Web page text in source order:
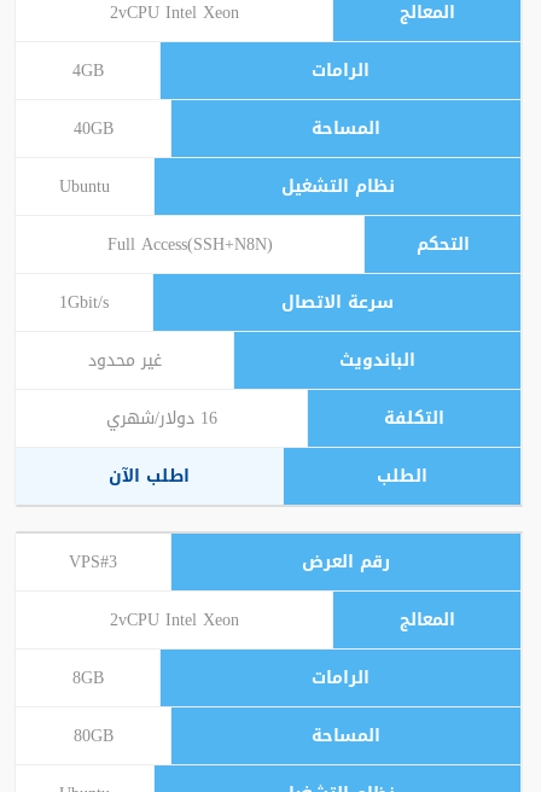
2vCPU Intel Xeon
4GB
40GB
Ubuntu
Full Access(SSH+N8N)
1Gbit/s
غير محدود
16 دولار/شهري
اطلب الآن
VPS#3
2vCPU Intel Xeon
8GB
80GB